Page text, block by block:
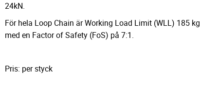
24kN.
För hela Loop Chain är Working Load Limit (WLL) 185 kg
med en Factor of Safety (FoS) på 7:1.
Pris: per styck